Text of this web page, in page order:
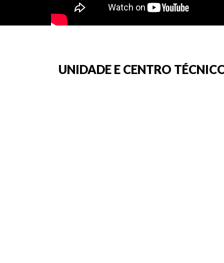
UNIDADE E CENTRO